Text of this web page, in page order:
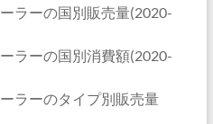
ラーの国別販売量(2020-
ラーの国別消費額(2020-
ラーのタイプ別販売量